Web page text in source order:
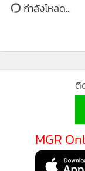
กำลังโหลด...
ติ
MGR